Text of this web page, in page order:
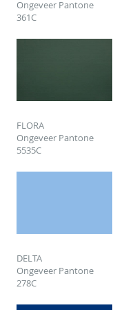
Ongeveer Pantone
361C
FLORA
Ongeveer Pantone
5535C
DELTA
Ongeveer Pantone
278C